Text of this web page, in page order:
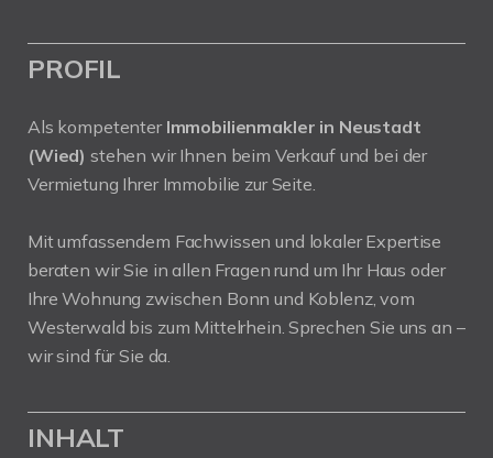
PROFIL
Als kompetenter Immobilienmakler in Neustadt
(Wied) stehen wir Ihnen beim Verkauf und bei der
Vermietung Ihrer Immobilie zur Seite.
Mit umfassendem Fachwissen und lokaler Expertise
beraten wir Sie in allen Fragen rund um Ihr Haus oder
Ihre Wohnung zwischen Bonn und Koblenz, vom
Westerwald bis zum Mittelrhein. Sprechen Sie uns an –
wir sind für Sie da.
INHALT